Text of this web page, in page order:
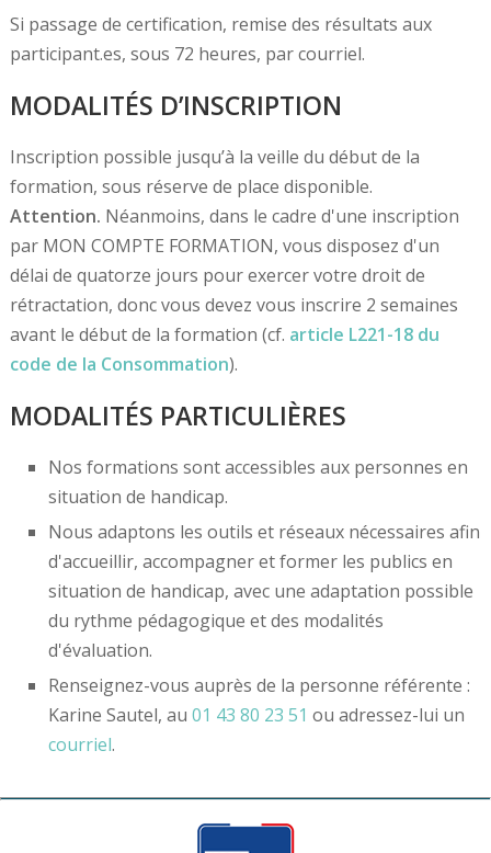
Si passage de certification, remise des résultats aux
participant.es, sous 72 heures, par courriel.
MODALITÉS D’INSCRIPTION
Inscription possible jusqu’à la veille du début de la
formation, sous réserve de place disponible.
Attention. Néanmoins, dans le cadre d'une inscription
par MON COMPTE FORMATION, vous disposez d'un
délai de quatorze jours pour exercer votre droit de
rétractation, donc vous devez vous inscrire 2 semaines
avant le début de la formation (cf. article L221-18 du
code de la Consommation).
MODALITÉS PARTICULIÈRES
Nos formations sont accessibles aux personnes en
situation de handicap.
Nous adaptons les outils et réseaux nécessaires afin
d'accueillir, accompagner et former les publics en
situation de handicap, avec une adaptation possible
du rythme pédagogique et des modalités
d'évaluation.
Renseignez-vous auprès de la personne référente :
Karine Sautel, au 01 43 80 23 51 ou adressez-lui un
courriel.